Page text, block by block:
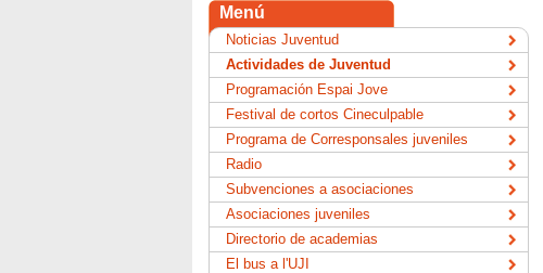
Menú
Noticias Juventud
Actividades de Juventud
Programación Espai Jove
Festival de cortos Cineculpable
Programa de Corresponsales juveniles
Radio
Subvenciones a asociaciones
Asociaciones juveniles
Directorio de academias
El bus a l'UJI